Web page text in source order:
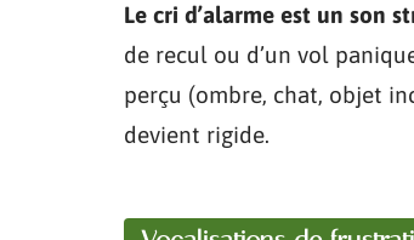
Le cri d’alarme est un son
de recul ou d’un vol
perçu (ombre, chat, objet
devient rigide.